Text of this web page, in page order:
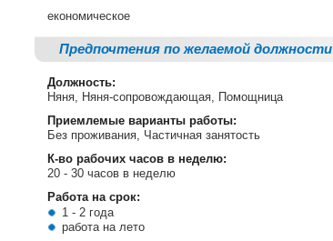
економическое
Предпочтения по желаемой должности
Должность:
Няня, Няня-сопровождающая, Помощница
Приемлемые варианты работы:
Без проживания, Частичная занятость
К-во рабочих часов в неделю:
20 - 30 часов в неделю
Работа на срок:
1 - 2 года
работа на лето